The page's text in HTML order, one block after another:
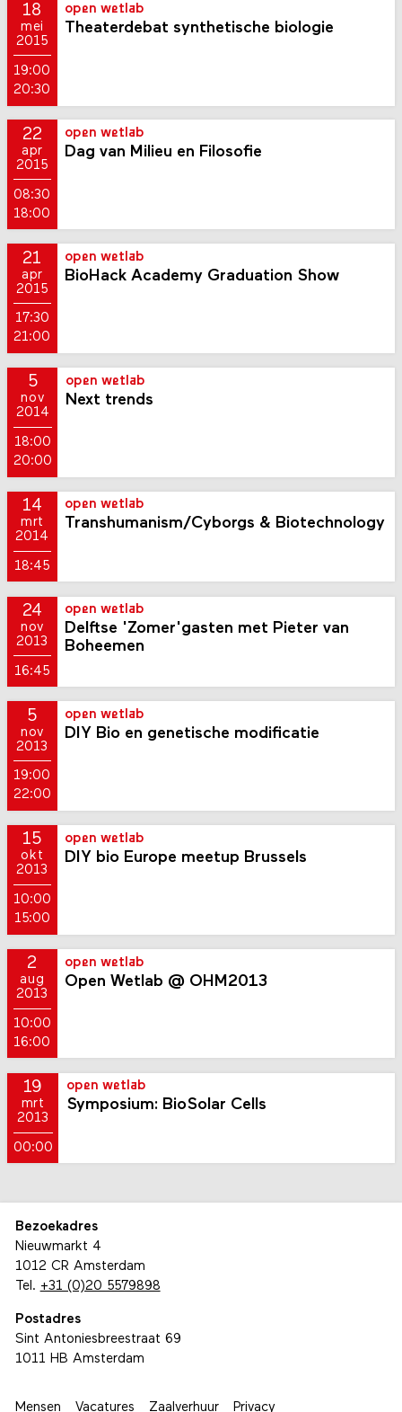
18
mei
2015
19:00
20:30
open wetlab
Theaterdebat synthetische biologie
22
apr
2015
08:30
18:00
open wetlab
Dag van Milieu en Filosofie
21
apr
2015
17:30
21:00
open wetlab
BioHack Academy Graduation Show
5
nov
2014
18:00
20:00
open wetlab
Next trends
14
mrt
2014
18:45
open wetlab
Transhumanism/Cyborgs & Biotechnology
24
nov
2013
16:45
open wetlab
Delftse 'Zomer'gasten met Pieter van
Boheemen
5
nov
2013
19:00
22:00
open wetlab
DIY Bio en genetische modificatie
15
okt
2013
10:00
15:00
open wetlab
DIY bio Europe meetup Brussels
2
aug
2013
10:00
16:00
open wetlab
Open Wetlab @ OHM2013
19
mrt
2013
00:00
open wetlab
Symposium: BioSolar Cells
Bezoekadres
Nieuwmarkt 4
1012 CR Amsterdam
Tel. +31 (0)20 5579898
Postadres
Sint Antoniesbreestraat 69
1011 HB Amsterdam
Mensen Vacatures Zaalverhuur Privacy